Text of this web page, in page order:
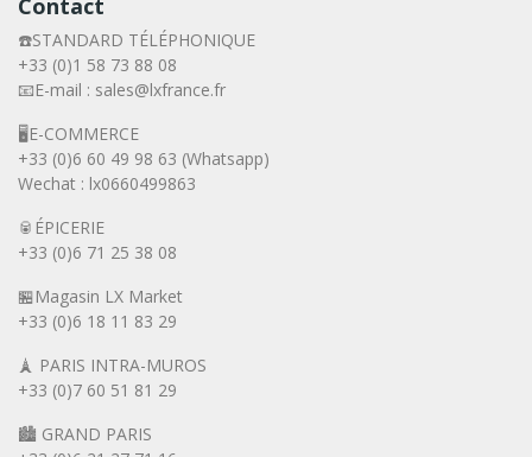
☎️STANDARD TÉLÉPHONIQUE
+33 (0)1 58 73 88 08
📧E-mail : sales@lxfrance.fr
🖥️E-COMMERCE
+33 (0)6 60 49 98 63 (Whatsapp)
Wechat : lx0660499863
🥫ÉPICERIE
+33 (0)6 71 25 38 08
🏪Magasin LX Market
+33 (0)6 18 11 83 29
🗼 PARIS INTRA-MUROS
+33 (0)7 60 51 81 29
🏙️ GRAND PARIS